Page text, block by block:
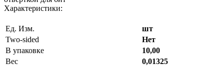
Характеристики:
Ед. Изм.
шт
Two-sided
Нет
В упаковке
10,00
Вес
0,01325